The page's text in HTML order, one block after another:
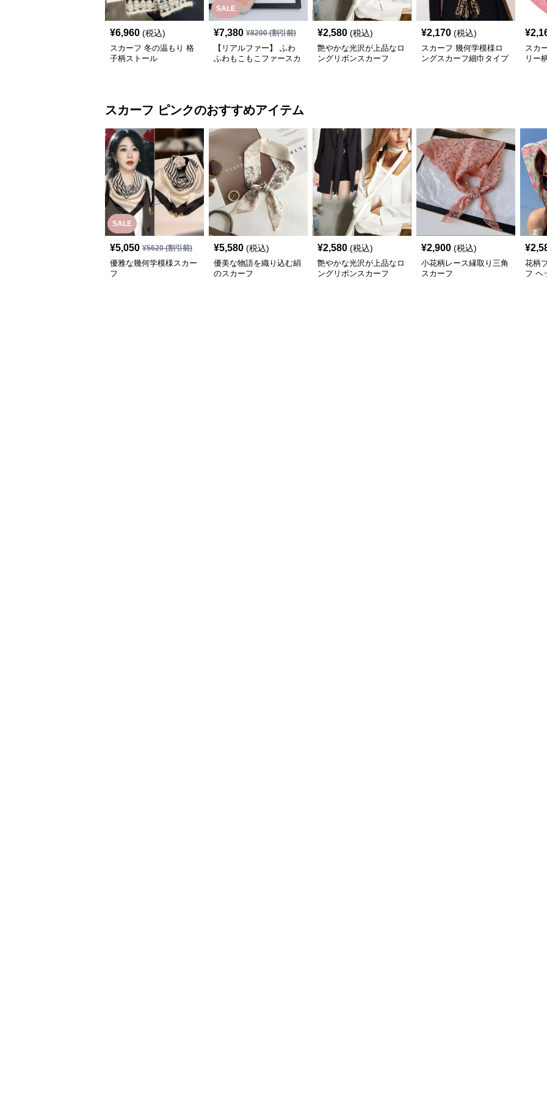
¥6,960 (税込)
スカーフ 冬の温もり 格
子柄ストール
SALE
¥7,380 ¥8200(割引前)
【リアルファー】 ふわ
ふわもこもこファースカ
¥2,580 (税込)
艶やかな光沢が上品なロ
ングリボンスカーフ
¥2,170 (税込)
スカーフ 幾何学模様ロ
ングスカーフ細巾タイプ
¥
スカ
リー
スカーフ ピンクのおすすめアイテム
SALE
¥5,050 ¥5620(割引前)
優雅な幾何学模様スカー
フ
¥5,580 (税込)
優美な物語を織り込む絹
のスカーフ
¥2,580 (税込)
艶やかな光沢が上品なロ
ングリボンスカーフ
¥2,900 (税込)
小花柄レース縁取り三角
スカーフ
¥
花柄
フ ヘ